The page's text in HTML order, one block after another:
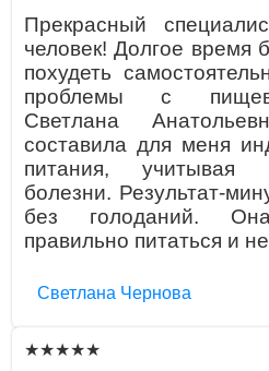
Прекрасный
человек! Долгое время
похудеть
проблемы с
Светлана
составила для меня
питания, учитывая
болезни. Результат-
без голоданий.
правильно питаться и
Светлана Чернова
★★★★★